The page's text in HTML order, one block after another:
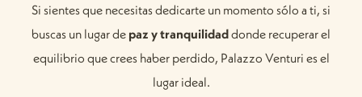
Si sientes que necesitas dedicarte un momento sólo a ti, si
buscas un lugar de paz y tranquilidaddonde recuperar el
equilibrio que crees haber perdido, Palazzo Venturi es el
lugar ideal.